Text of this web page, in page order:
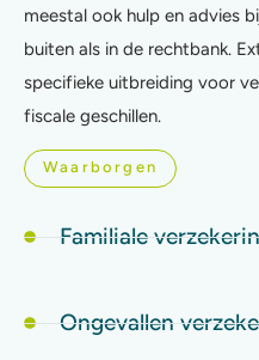
Waarborgen
Familiale
Ongevallen
meestal ook hulp en advies
buiten als in de rechtbank.
specifieke uitbreiding voor
fiscale geschillen.